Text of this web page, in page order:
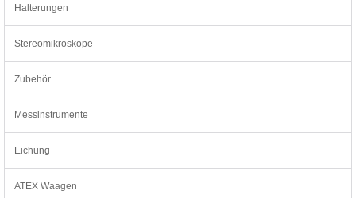
Halterungen
Stereomikroskope
Zubehör
Messinstrumente
Eichung
ATEX Waagen